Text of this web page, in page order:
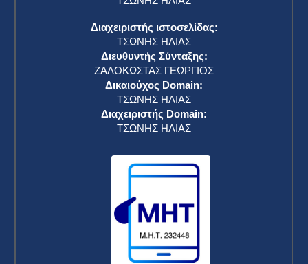
Διαχειριστής ιστοσελίδας:
ΤΣΩΝΗΣ ΗΛΙΑΣ
Διευθυντής Σύνταξης:
ΖΑΛΟΚΩΣΤΑΣ ΓΕΩΡΓΙΟΣ
Δικαιούχος Domain:
ΤΣΩΝΗΣ ΗΛΙΑΣ
Διαχειριστής Domain:
ΤΣΩΝΗΣ ΗΛΙΑΣ